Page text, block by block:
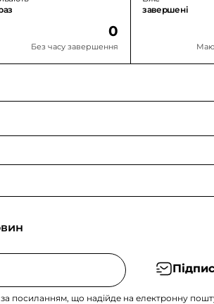
0
Без часу завершення
завершені
посиланням, що надійде на електронну